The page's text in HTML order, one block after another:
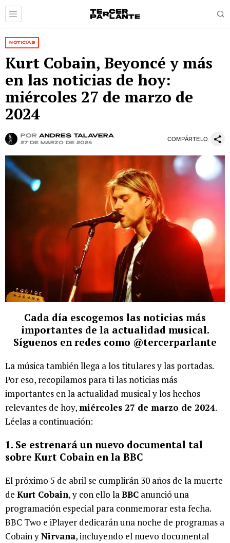
NOTICIAS
Kurt Cobain, Beyoncé y más
en las noticias de hoy:
miércoles 27 de marzo de
2024
por Andrés Talavera
27 de marzo de 2024
COMPÁRTELO
Cada día escogemos las noticias más
importantes de la actualidad musical.
Síguenos en redes como @tercerparlante
La música también llega a los titulares y las portadas.
Por eso, recopilamos para ti las noticias más
importantes en la actualidad musical y los hechos
relevantes de hoy, miércoles 27 de marzo de 2024.
Léelas a continuación:
1. Se estrenará un nuevo documental tal
sobre Kurt Cobain en la BBC
El próximo 5 de abril se cumplirán 30 años de la muerte
de Kurt Cobain, y con ello laBBC anunció una
programación especial para conmemorar esta fecha.
BBC Two e iPlayer dedicarán una noche de programas a
Cobain yNirvana, incluyendo el nuevo documental